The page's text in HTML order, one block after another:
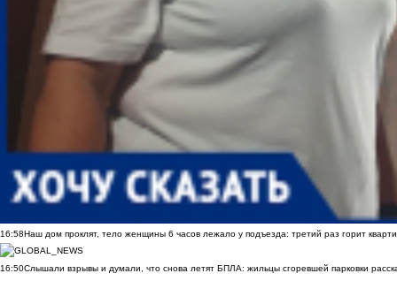
16:58Наш дом проклят, тело женщины 6 часов лежало у подъезда: третий раз горит
16:50Слышали взрывы и думали, что снова летят БПЛА: жильцы сгоревшей парковки